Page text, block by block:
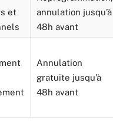
et
annulation jusqu’à
48h avant
Annulation
gratuite jusqu’à
48h avant